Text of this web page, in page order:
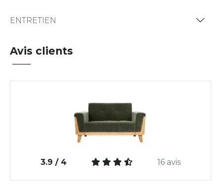
ENTRETIEN
Avis clients
3.9 / 4 16 avis